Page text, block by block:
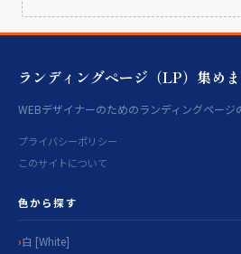
ランディングページ（LP）集めま
WEBデザイナーのためのランディングページ
プライバシーポリシー
このサイトについて
色から探す
白 [White]